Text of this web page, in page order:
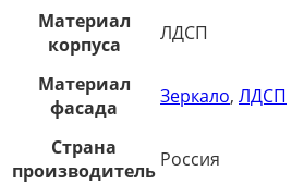
Материал
корпуса
ЛДСП
Материал
фасада
Зеркало, ЛДСП
Страна
производитель Россия